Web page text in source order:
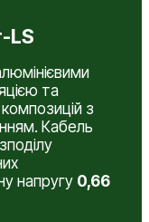
LS
та
з
Кабель
напругу 0,66